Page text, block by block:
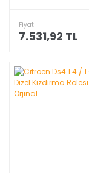
Fiyatı
7.531,92 TL